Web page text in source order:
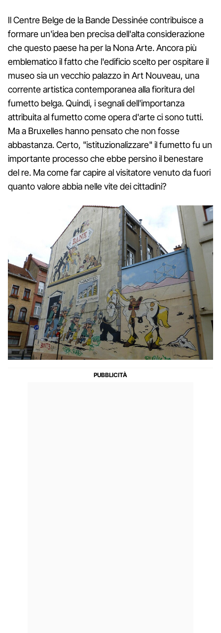
Il Centre Belge de la Bande Dessinée contribuisce a
formare un'idea ben precisa dell'alta considerazione
che questo paese ha per la Nona Arte. Ancora più
emblematico il fatto che l'edificio scelto per ospitare il
museo sia un vecchio palazzo in Art Nouveau, una
corrente artistica contemporanea alla fioritura del
fumetto belga. Quindi, i segnali dell'importanza
attribuita al fumetto come opera d'arte ci sono tutti.
Ma a Bruxelles hanno pensato che non fosse
abbastanza. Certo, "istituzionalizzare" il fumetto fu un
importante processo che ebbe persino il benestare
del re. Ma come far capire al visitatore venuto da fuori
quanto valore abbia nelle vite dei cittadini?